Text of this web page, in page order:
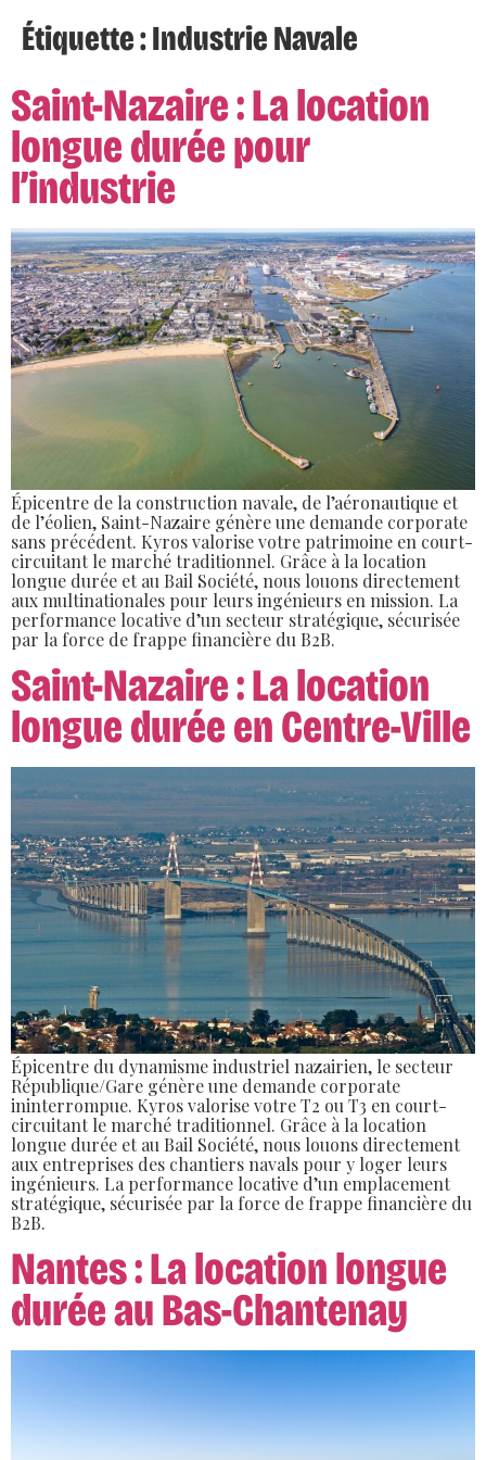
Étiquette :Industrie Navale
Saint-Nazaire : La location
longue durée pour
l’industrie
Épicentre de la construction navale, de l’aéronautique et
de l’éolien, Saint-Nazaire génère une demande corporate
sans précédent. Kyros valorise votre patrimoine en court-
circuitant le marché traditionnel. Grâce à la location
longue durée et au Bail Société, nous louons directement
aux multinationales pour leurs ingénieurs en mission. La
performance locative d’un secteur stratégique, sécurisée
par la force de frappe financière du B2B.
Saint-Nazaire : La location
longue durée en Centre-Ville
Épicentre du dynamisme industriel nazairien, le secteur
République/Gare génère une demande corporate
ininterrompue. Kyros valorise votre T2 ou T3 en court-
circuitant le marché traditionnel. Grâce à la location
longue durée et au Bail Société, nous louons directement
aux entreprises des chantiers navals pour y loger leurs
ingénieurs. La performance locative d’un emplacement
stratégique, sécurisée par la force de frappe financière du
B2B.
Nantes : La location longue
durée au Bas-Chantenay